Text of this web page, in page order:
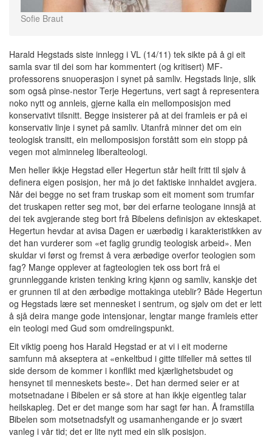
Sofie Braut
Harald Hegstads siste innlegg i VL (14/11) tek sikte på å gi eit
samla svar til dei som har kommentert (og kritisert) MF-
professorens snuoperasjon i synet på samliv. Hegstads linje, slik
som også pinse-nestor Terje Hegertuns, vert sagt å representera
noko nytt og annleis, gjerne kalla ein mellomposisjon med
konservativt tilsnitt. Begge insisterer på at dei framleis er på ei
konservativ linje i synet på samliv. Utanfrå minner det om ein
teologisk transitt, ein mellomposisjon forstått som ein stopp på
vegen mot alminneleg liberalteologi.
Men heller ikkje Hegstad eller Hegertun står heilt fritt til sjølv å
definera eigen posisjon, her må jo det faktiske innhaldet avgjera.
Når dei begge no set fram truskap som eit moment som trumfar
det truskapen retter seg mot, bør dei erfarne teologane innsjå at
dei tek avgjerande steg bort frå Bibelens definisjon av ekteskapet.
Hegertun hevdar at avisa Dagen er uærbødig i karakteristikken av
det han vurderer som «et faglig grundig teologisk arbeid». Men
skuldar vi først og fremst å vera ærbødige overfor teologien som
fag? Mange opplever at fagteologien tek oss bort frå ei
grunnleggande kristen tenking kring kjønn og samliv, kanskje det
er grunnen til at den ærbødige mottakinga uteblir? Både Hegertun
og Hegstads lære set mennesket i sentrum, og sjølv om det er lett
å sjå deira mange gode intensjonar, lengtar mange framleis etter
ein teologi med Gud som omdreiingspunkt.
Eit viktig poeng hos Harald Hegstad er at vi i eit moderne
samfunn må akseptera at «enkeltbud i gitte tilfeller må settes til
side dersom de kommer i konflikt med kjærlighetsbudet og
hensynet til menneskets beste». Det han dermed seier er at
motsetnadane i Bibelen er så store at han ikkje eigentleg talar
heilskapleg. Det er det mange som har sagt før han. Å framstilla
Bibelen som motsetnadsfylt og usamanhengande er jo svært
vanleg i vår tid; det er lite nytt med ein slik posisjon.